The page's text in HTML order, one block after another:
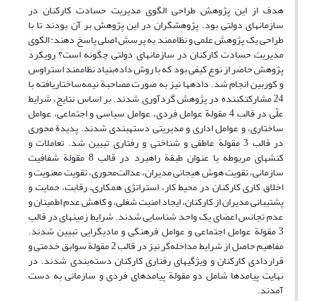
هدف از این پژوهش طراحی الگوی مدیریت حسادت کارکنان در
سازمان‏های دولتی بود. پژوهشگران در این پژوهش بر آن بودند تا با
طراحی یک پژوهش علمی و نظام‏مند به پرسش اصلی پاسخ دهند: الگوی
مدیریت حسادت کارکنان در سازمان‏های دولتی چگونه است؟ رویکرد
پژوهش حاضر از نوع کیفی بود که با روش داده‌بنیاد نظام‏مند استراوس
و کوربین انجام شد. داده‏ها نیز به صورت مصاحبة نیمه‌ساختاریافته با
24 مشارکت‏کننده در پژوهش گردآوری شدند. بر اساس نتایج، شرایط
علّی در قالب 4 مقولة عوامل فردی، عوامل سیاسی و اجتماعی، عوامل
ساختاری، و عوامل اداری و مدیریتی دسته‏بندی شدند. پدیدة محوری
در قالب 3 مقولة عاطفی و شناختی و رفتاری تبیین شد. تعاملات و
کنش‏های مربوطه با عنوان طبقة راهبرد در قالب 8 مقولة شفافیت
سازمانی، تقویت هوش هیجانی مدیران، عدالت‌محوری، تقویت معنویت و
اخلاق کاری کارکنان در محیط کار، استراتژی همکاری‌ـ رقابت، حمایت و
پشتیبانی مدیران از کارکنان، ایجاد امنیت شغلی، و کاهش عدم اطمینان و
عدم تجانس اعضای یک واحد شناسایی شدند. شرایط زمینه‏ای در قالب
3 مقولة عوامل اجتماعی و عوامل فرهنگی و مادی‏گرایی تبیین شدند.
مفاهیم حاصل از شرایط مداخله‌گر نیز در قالب 2 مقولة سوابق خدمتی و
قراردادی کارکنان و ویژگی‏های رفتاری کارکنان دسته‌بندی شدند. در
نهایت پیامدها شامل دو مقولة پیامدهای فردی و سازمانی به دست
آمدند.